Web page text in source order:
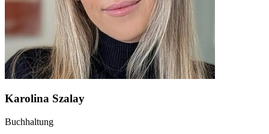
Karolina Szalay
Buchhaltung